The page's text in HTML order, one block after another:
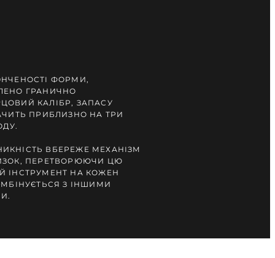
ФОРМИ,
ГРАНИЧНО
КАЛІБР, ЗАПАСУ
ПРИБЛИЗНО НА ТРИ
ВБЕРЕЖЕ МЕХАНІЗМ
ПЕРЕТВОРЮЮЧИ ЦЮ
ІНСТРУМЕНТ НА КОЖЕН
З ІНШИМИ